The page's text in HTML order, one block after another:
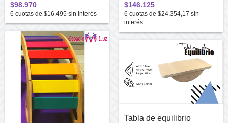
$98.970
6 cuotas de $16.495 sin interés
$146.125
6 cuotas de $24.354,17 sin
interés
Tabla de equilibrio